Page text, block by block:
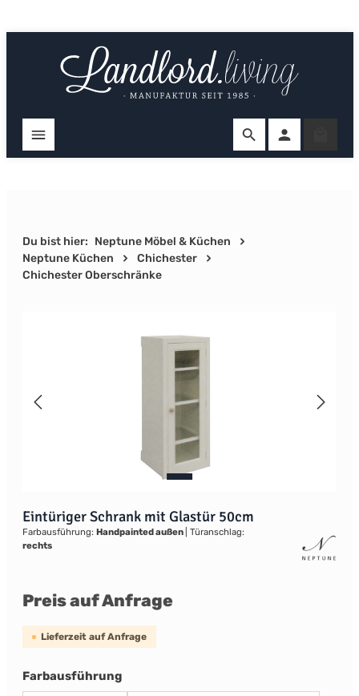
Du bist hier: Neptune Möbel & Küchen
Neptune Küchen
Chichester
Chichester Oberschränke
Eintüriger Schrank mit Glastür 50cm
Farbausführung: Handpainted außen Türanschlag:
rechts
Preis auf Anfrage
Lieferzeit auf Anfrage
Farbausführungauswählen